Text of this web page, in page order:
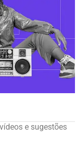
e sugestões